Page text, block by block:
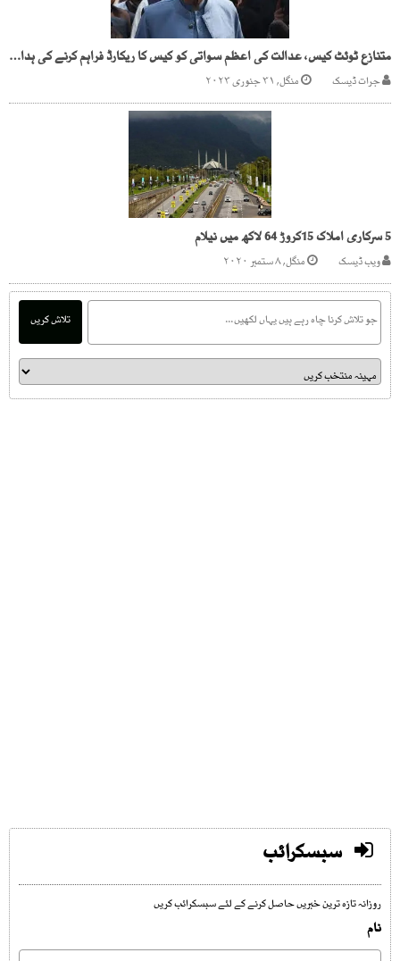
متنازع ٹوئٹ کیس، عدالت کی اعظم سواتی کو کیس کا ریکارڈ فراہم کرنے کی ہدایت
جرات ڈیسک منگل, ۳۱ جنوری ۲۰۲۳
5 سرکاری املاک 15کروڑ 64 لاکھ میں نیلام
ویب ڈیسک منگل, ۸ ستمبر ۲۰۲۰
تلاش کریں
سبسکرائب
روزانہ تازہ ترین خبریں حاصل کرنے کے لئے سبسکرائب کریں
نام